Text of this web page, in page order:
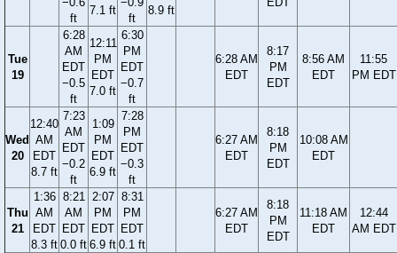
ft
7.1 ft
ft
8.9 ft
Tue
19
6:28
AM
EDT
−0.5
ft
12:11
PM
EDT
7.0 ft
6:30
PM
EDT
−0.7
ft
6:28 AM
EDT
8:17
PM
EDT
8:56 AM
EDT
11:55
PM EDT
Wed
20
12:40
AM
EDT
8.7 ft
7:23
AM
EDT
−0.2
ft
1:09
PM
EDT
6.9 ft
7:28
PM
EDT
−0.3
ft
6:27 AM
EDT
8:18
PM
EDT
10:08 AM
EDT
Thu
21
1:36
AM
EDT
8.3 ft
8:21
AM
EDT
0.0 ft
2:07
PM
EDT
6.9 ft
8:31
PM
EDT
0.1 ft
6:27 AM
EDT
8:18
PM
EDT
11:18 AM
EDT
12:44
AM EDT